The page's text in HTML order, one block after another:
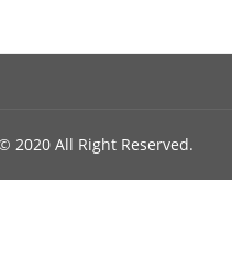
2020 All Right Reserved.